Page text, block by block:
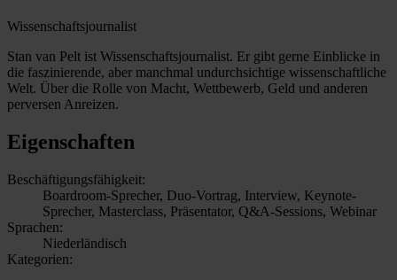
Wissenschaftsjournalist
Stan van Pelt ist Wissenschaftsjournalist. Er gibt gerne Einblicke in
die faszinierende, aber manchmal undurchsichtige wissenschaftliche
Welt. Über die Rolle von Macht, Wettbewerb, Geld und anderen
perversen Anreizen.
Eigenschaften
Beschäftigungsfähigkeit:
Boardroom-Sprecher, Duo-Vortrag, Interview, Keynote-
Sprecher, Masterclass, Präsentator, Q&A-Sessions, Webinar
Sprachen:
Niederländisch
Kategorien: